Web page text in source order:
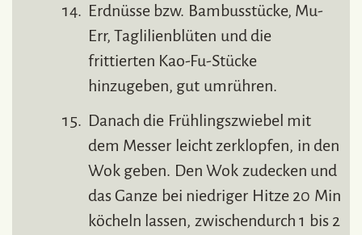
Erdnüsse bzw. Bambusstücke, Mu-
Err, Taglilienblüten und die
frittierten Kao-Fu-Stücke
hinzugeben, gut umrühren.
Danach die Frühlingszwiebel mit
dem Messer leicht zerklopfen, in den
Wok geben. Den Wok zudecken und
das Ganze bei niedriger Hitze 20 Min
köcheln lassen, zwischendurch 1 bis 2